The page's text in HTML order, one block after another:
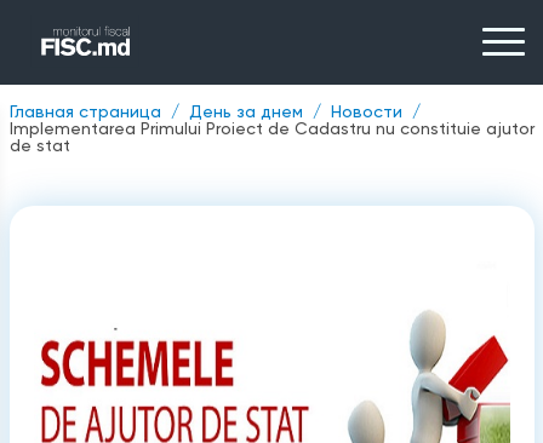
Главная страница День за днем
Новости
Implementarea Primului Proiect de Cadastru nu constituie ajutor
de stat